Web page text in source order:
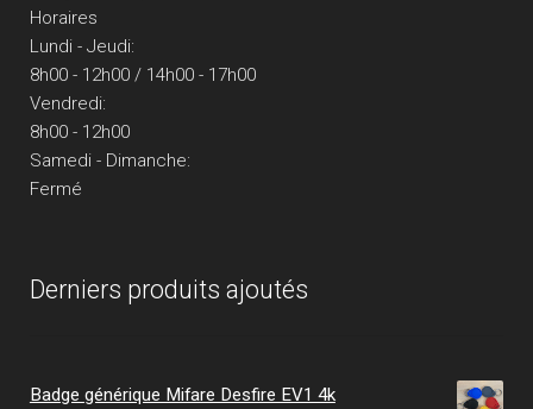
Horaires
Lundi - Jeudi:
8h00 - 12h00 / 14h00 - 17h00
Vendredi:
8h00 - 12h00
Samedi - Dimanche:
Fermé
Derniers produits ajoutés
Badge générique Mifare Desfire EV1 4k